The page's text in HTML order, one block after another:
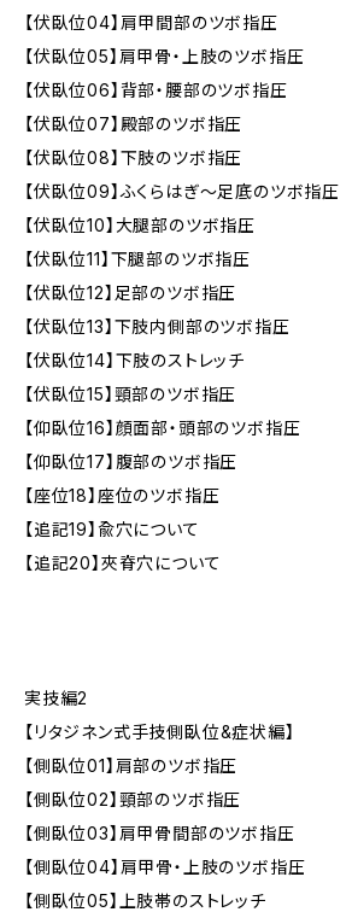
【伏臥位04】肩甲間部のツボ指圧
【伏臥位05】肩甲骨・上肢のツボ指圧
【伏臥位06】背部・腰部のツボ指圧
【伏臥位07】殿部のツボ指圧
【伏臥位08】下肢のツボ指圧
【伏臥位09】ふくらはぎ～足底のツボ指圧
【伏臥位10】大腿部のツボ指圧
【伏臥位11】下腿部のツボ指圧
【伏臥位12】足部のツボ指圧
【伏臥位13】下肢内側部のツボ指圧
【伏臥位14】下肢のストレッチ
【伏臥位15】頸部のツボ指圧
【仰臥位16】顔面部・頭部のツボ指圧
【仰臥位17】腹部のツボ指圧
【座位18】座位のツボ指圧
【追記19】兪穴について
【追記20】夾脊穴について
実技編2
【リタジネン式手技側臥位&症状編】
【側臥位01】肩部のツボ指圧
【側臥位02】頸部のツボ指圧
【側臥位03】肩甲骨間部のツボ指圧
【側臥位04】肩甲骨・上肢のツボ指圧
【側臥位05】上肢帯のストレッチ